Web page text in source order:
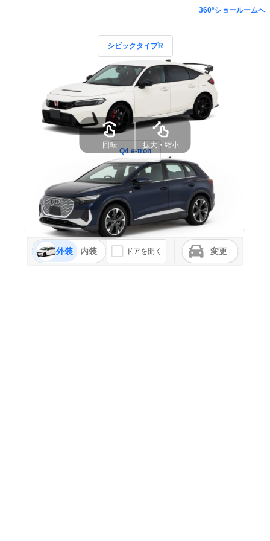
360°ショールームへ
シビックタイプR
Q4 e-tron
外装 内装 ドアを開く 変更
回転 拡大・縮小